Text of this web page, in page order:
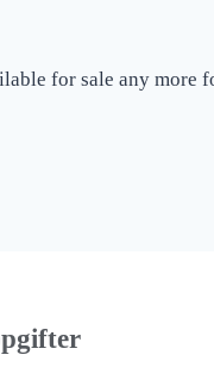
for sale any more